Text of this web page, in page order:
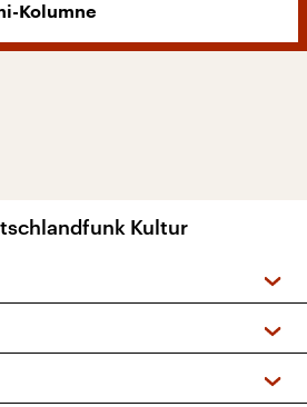
Kolumne
Kultur
Podcasts